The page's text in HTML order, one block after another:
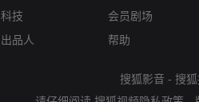
科技
出品人
会员剧场
帮助
搜狐影音 - 搜